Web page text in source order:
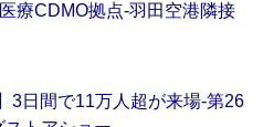
療CDMO拠点‐羽田空港隣接
3日間で11万人超が来場‐第26